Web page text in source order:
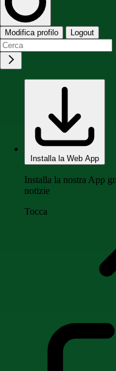
Modifica profilo Logout
Installa la Web App
Installa la nostra App
notizie
Tocca